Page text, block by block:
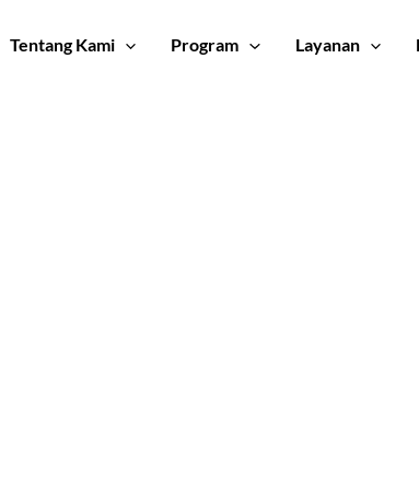
Tentang Kami Program Layanan